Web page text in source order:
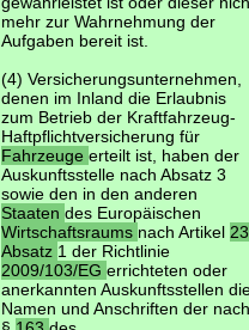
mehr zur Wahrnehmung der
Aufgaben bereit ist.
(4) Versicherungsunternehmen,
denen im Inland die Erlaubnis
zum Betrieb der Kraftfahrzeug-
Haftpflichtversicherung für
Fahrzeugeerteilt ist, haben der
Auskunftsstelle nach Absatz 3
sowie den in den anderen
Staatendes Europäischen
Wirtschaftsraums nach Artikel 23
Absatz 1 der Richtlinie
2009/103/EGerrichteten oder
anerkannten Auskunftsstellen
Namen und Anschriften der